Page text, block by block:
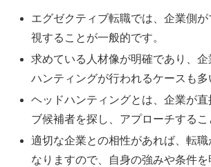
エグゼクティブ転職では、企業側
視することが一般的です。
求めている人材像が明確であり、企
ハンティングが行われるケースも多
ヘッドハンティングとは、企業が直
ブ候補者を探し、アプローチするこ
適切な企業との相性があれば、転職
なりますので、自身の強みや条件